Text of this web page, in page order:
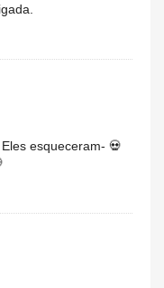
esqueceram- 💀